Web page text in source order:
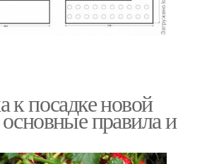
к посадке новой
правила и